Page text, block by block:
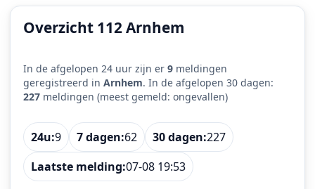
Overzicht 112 Arnhem
In de afgelopen 24 uur zijn er 9 meldingen
geregistreerd in Arnhem. In de afgelopen 30 dagen:
227 meldingen (meest gemeld: ongevallen)
24u:9 7 dagen:62 30 dagen:227
Laatste melding:07-08 19:53